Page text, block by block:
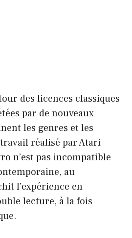
des licences classiques
par de nouveaux
les genres et les
réalisé par Atari
n’est pas incompatible
au
l’expérience en
lecture, à la fois